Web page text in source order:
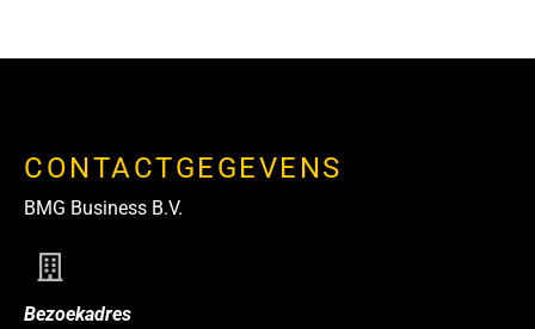
CONTACTGEGEVENS
BMG Business B.V.
Bezoekadres